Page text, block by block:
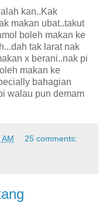
kan..Kak
makan ubat..takut
boleh makan ke
tak larat nak
x berani..nak pi
makan ke
bahagian
walau pun demam
25 comments: